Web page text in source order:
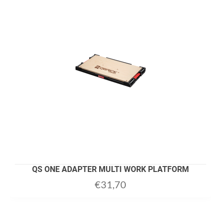
QS ONE ADAPTER MULTI WORK PLATFORM
€31,70